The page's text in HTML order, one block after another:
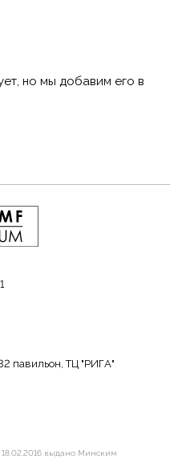
но мы добавим его в
павильон, ТЦ "РИГА"
выдано Минским